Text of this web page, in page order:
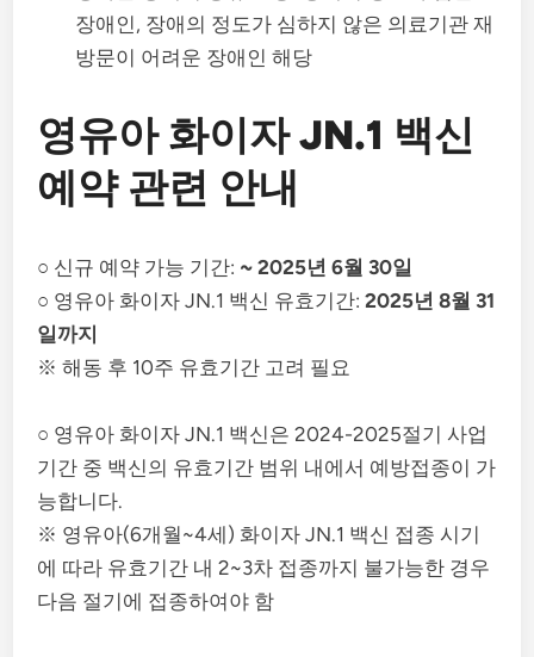
장애인, 장애의 정도가 심하지 않은 의료기관 재
방문이 어려운 장애인 해당
영유아 화이자 JN.1 백신
예약 관련 안내
○ 신규 예약 가능 기간: ~ 2025년 6월 30일
○ 영유아 화이자 JN.1 백신 유효기간:2025년 8월 31
일까지
※ 해동 후 10주 유효기간 고려 필요
○ 영유아 화이자 JN.1 백신은 2024-2025절기 사업
기간 중 백신의 유효기간 범위 내에서 예방접종이 가
능합니다.
※ 영유아(6개월~4세) 화이자 JN.1 백신 접종 시기
에 따라 유효기간 내 2~3차 접종까지 불가능한 경우
다음 절기에 접종하여야 함